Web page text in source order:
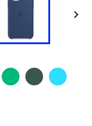

Claro
Verde
Verde
Escuro
Azul